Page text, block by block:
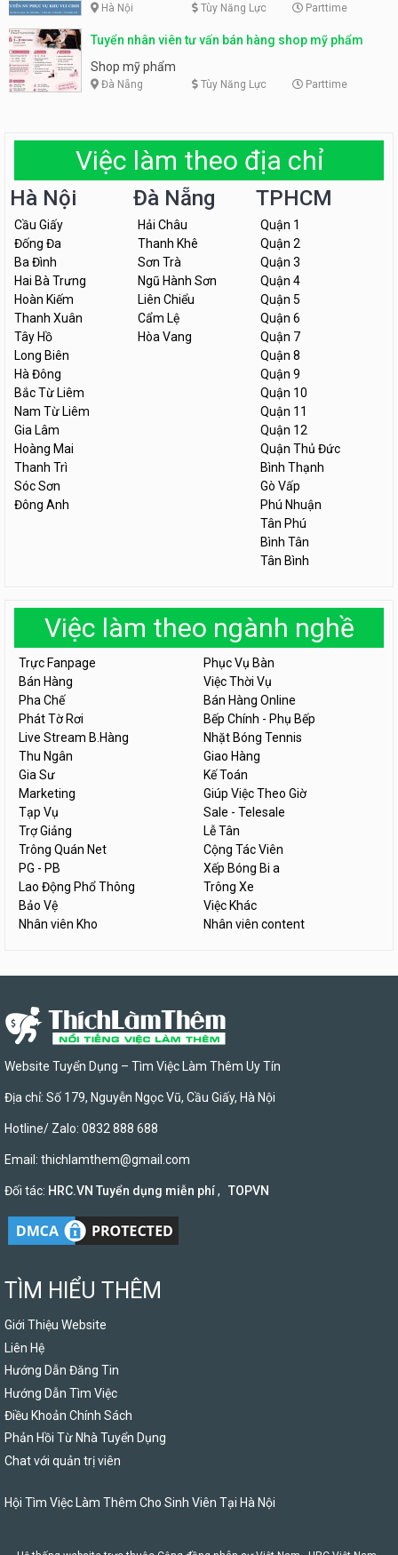
Hà Nội Tùy Năng Lực Parttime
Tuyển nhân viên tư vấn bán hàng shop mỹ phẩm
Shop mỹ phẩm
Đà Nẵng Tùy Năng Lực Parttime
Việc làm theo địa chỉ
Hà Nội
Cầu Giấy
Đống Đa
Ba Đình
Hai Bà Trưng
Hoàn Kiếm
Thanh Xuân
Tây Hồ
Long Biên
Hà Đông
Bắc Từ Liêm
Nam Từ Liêm
Gia Lâm
Hoàng Mai
Thanh Trì
Sóc Sơn
Đông Anh
Đà Nẵng
Hải Châu
Thanh Khê
Sơn Trà
Ngũ Hành Sơn
Liên Chiểu
Cẩm Lệ
Hòa Vang
TPHCM
Quận 1
Quận 2
Quận 3
Quận 4
Quận 5
Quận 6
Quận 7
Quận 8
Quận 9
Quận 10
Quận 11
Quận 12
Quận Thủ Đức
Bình Thạnh
Gò Vấp
Phú Nhuận
Tân Phú
Bình Tân
Tân Bình
Việc làm theo ngành nghề
Trực Fanpage
Phục Vụ Bàn
Bán Hàng
Việc Thời Vụ
Pha Chế
Bán Hàng Online
Phát Tờ Rơi
Bếp Chính - Phụ Bếp
Live Stream B.Hàng
Nhặt Bóng Tennis
Thu Ngân
Giao Hàng
Gia Sư
Kế Toán
Marketing
Giúp Việc Theo Giờ
Tạp Vụ
Sale - Telesale
Trợ Giảng
Lễ Tân
Trông Quán Net
Cộng Tác Viên
PG - PB
Xếp Bóng Bi a
Lao Động Phổ Thông
Trông Xe
Bảo Vệ
Việc Khác
Nhân viên Kho
Nhân viên content
Website Tuyển Dụng – Tìm Việc Làm Thêm Uy Tín
Địa chỉ: Số 179, Nguyễn Ngọc Vũ, Cầu Giấy, Hà Nội
Hotline/ Zalo: 0832 888 688
Email: thichlamthem@gmail.com
Đối tác: HRC.VN Tuyển dụng miễn phí, TOPVN
TÌM HIỂU THÊM
Giới Thiệu Website
Liên Hệ
Hướng Dẫn Đăng Tin
Hướng Dẫn Tìm Việc
Điều Khoản Chính Sách
Phản Hồi Từ Nhà Tuyển Dụng
Chat với quản trị viên
Hội Tìm Việc Làm Thêm Cho Sinh Viên Tại Hà Nội